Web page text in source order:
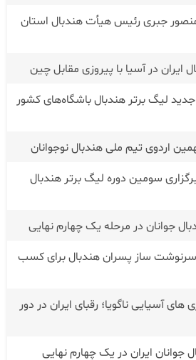
جبری رئیس هیأت هندبال استان
ایران در آسیا با پیروزی مقابل چین
لیگ برتر هندبال باشگاه‌های کشور
سومین دوره لیگ برتر هندبال
جوانان در‌ مرحله یک چهارم نهایی
سرنوشت ساز پسران هندبال برای کسب
آسیایی ناگویا؛ رقبای ایران در دور
ایران در یک چهارم نهایی